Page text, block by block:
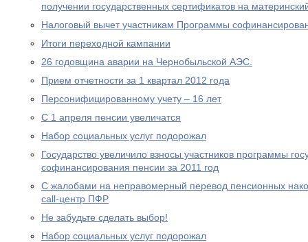
получении государственных сертификатов на
Налоговый вычет участникам Программы
Итоги переходной кампании
26 годовщина аварии на Чернобыльской АЭС.
Прием отчетности за 1 квартал 2012 года
Персонифицированному учету – 16 лет
С 1 апреля пенсии увеличатся
Набор социальных услуг подорожал
Государство увеличило взносы участников программы
софинансирования пенсии за 2011 год
С жалобами на неправомерный перевод пенсионных
call-центр ПФР
Не забудьте сделать выбор!
Набор социальных услуг подорожал